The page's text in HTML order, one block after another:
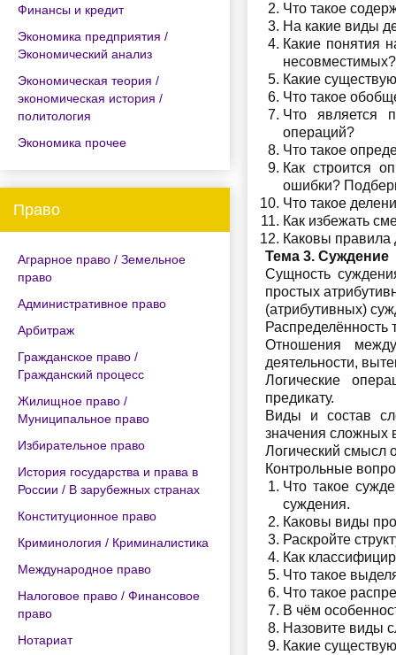
Финансы и кредит
Экономика предприятия /
Экономический анализ
Экономическая теория /
экономическая история /
политология
Экономика прочее
Право
Аграрное право / Земельное
право
Административное право
Арбитраж
Гражданское право /
Гражданский процесс
Жилищное право /
Муниципальное право
Избирательное право
История государства и права в
России / В зарубежных странах
Конституционное право
Криминология / Криминалистика
Международное право
Налоговое право / Финансовое
право
Нотариат
Что такое
На какие виды
Какие понятия
несовместимых?
Какие
Что такое
Что является
операций?
Что такое
Как строится
ошибки?
Что такое
Как избежать
Каковы
Тема 3. Суждение
Сущность
простых
(атрибутивных)
Распределённость
Отношения
деятельности,
Логические
предикату.
Виды и состав
значения сложных
Логический смысл
Контрольные
Что такое
суждения.
Каковы виды
Раскройте
Как
Что такое
Что такое
В чём
Назовите виды
Какие